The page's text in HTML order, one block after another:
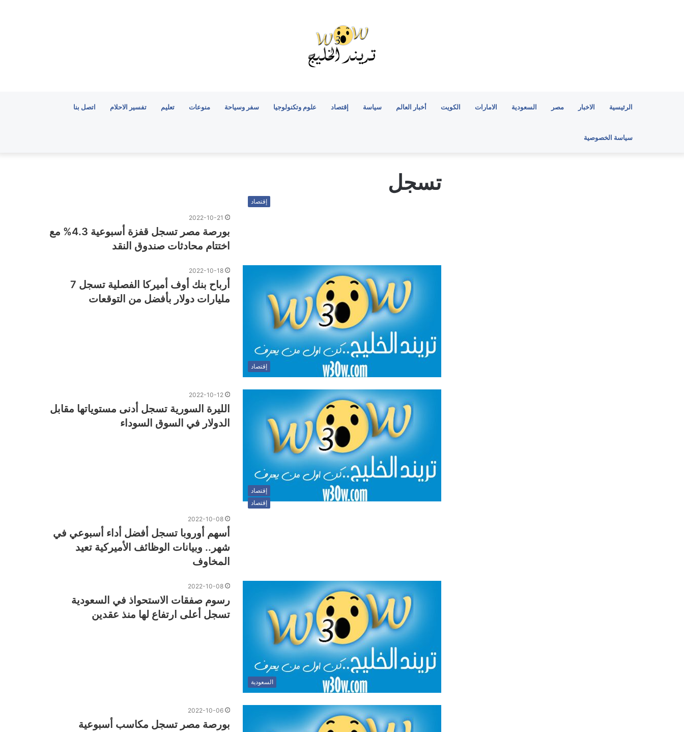
الرئيسية الاخبار مصر السعودية الامارات الكويت أخبار العالم سياسة إقتصاد علوم وتكنولوجيا سفر وسياحة منوعات تعليم تفسير الاحلام اتصل بنا
سياسة الخصوصية
تسجل
إقتصاد
2022-10-21
بورصة مصر تسجل قفزة أسبوعية 4.3% مع
اختتام محادثات صندوق النقد
إقتصاد
2022-10-18
أرباح بنك أوف أميركا الفصلية تسجل 7
مليارات دولار بأفضل من التوقعات
إقتصاد
2022-10-12
الليرة السورية تسجل أدنى مستوياتها مقابل
الدولار في السوق السوداء
إقتصاد
2022-10-08
أسهم أوروبا تسجل أفضل أداء أسبوعي في
شهر.. وبيانات الوظائف الأميركية تعيد
المخاوف
السعودية
2022-10-08
رسوم صفقات الاستحواذ في السعودية
تسجل أعلى ارتفاع لها منذ عقدين
2022-10-06
بورصة مصر تسجل مكاسب أسبوعية